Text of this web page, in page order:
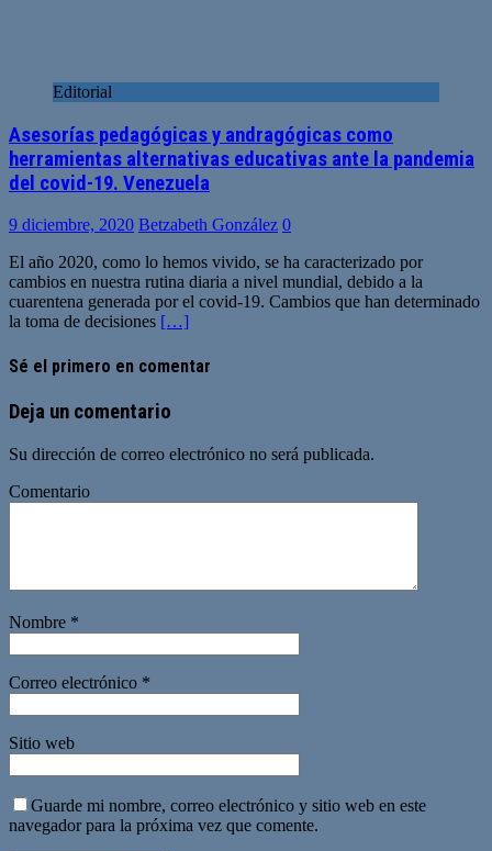
Editorial
Asesorías pedagógicas y andragógicas como
herramientas alternativas educativas ante la pandemia
del covid-19. Venezuela
9 diciembre, 2020 Betzabeth González 0
El año 2020, como lo hemos vivido, se ha caracterizado por
cambios en nuestra rutina diaria a nivel mundial, debido a la
cuarentena generada por el covid-19. Cambios que han determinado
la toma de decisiones […]
Sé el primero en comentar
Deja un comentario
Su dirección de correo electrónico no será publicada.
Comentario
Nombre *
Correo electrónico *
Sitio web
Guarde mi nombre, correo electrónico y sitio web en este
navegador para la próxima vez que comente.